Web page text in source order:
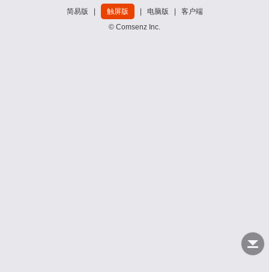
简易版 触屏版 电脑版
客户端
© Comsenz Inc.